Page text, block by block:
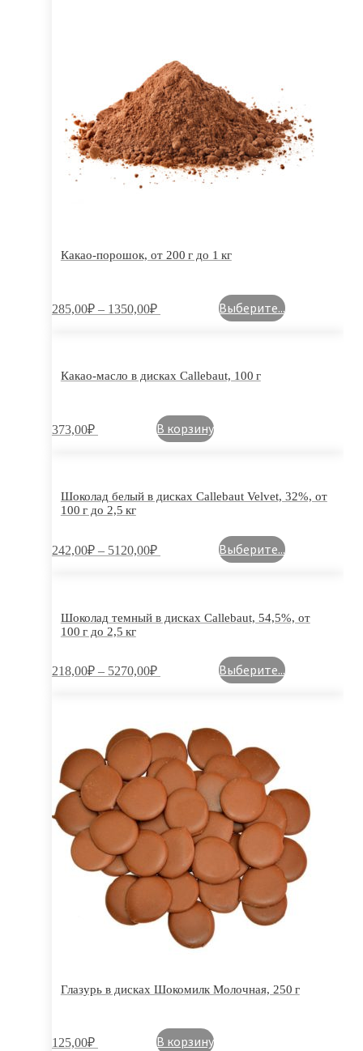
Какао-порошок, от 200 г до 1 кг
285,00₽ – 1350,00₽ Выберите...
Какао-масло в дисках Callebaut, 100 г
373,00₽ В корзину
Шоколад белый в дисках Callebaut Velvet, 32%, от
100 г до 2,5 кг
242,00₽ – 5120,00₽ Выберите...
Шоколад темный в дисках Callebaut, 54,5%, от
100 г до 2,5 кг
218,00₽ – 5270,00₽ Выберите...
Глазурь в дисках Шокомилк Молочная, 250 г
125,00₽ В корзину